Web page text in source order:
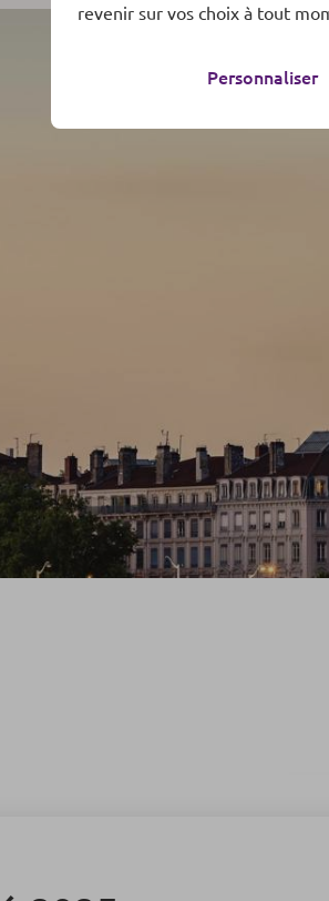
revenir sur vos choix à tout
Personnaliser